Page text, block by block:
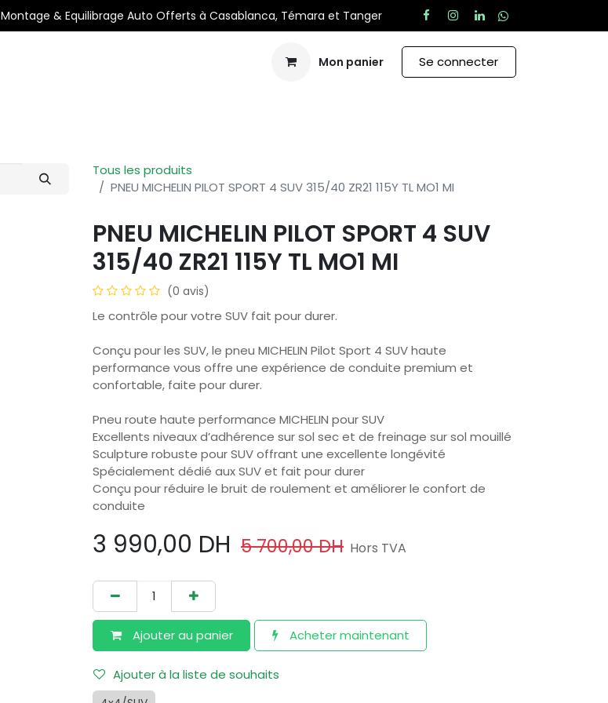
Montage & Equilibrage Auto Offerts à Casablanca, Témara et Tanger
Mon panier Se connecter
Tous les produits
PNEU MICHELIN PILOT SPORT 4 SUV 315/40 ZR21 115Y TL MO1 MI
PNEU MICHELIN PILOT SPORT 4 SUV
315/40 ZR21 115Y TL MO1 MI
(0 avis)
Le contrôle pour votre SUV fait pour durer.
Conçu pour les SUV, le pneu MICHELIN Pilot Sport 4 SUV haute
performance vous offre une expérience de conduite premium et
confortable, faite pour durer.
Pneu route haute performance MICHELIN pour SUV
Excellents niveaux d’adhérence sur sol sec et de freinage sur sol mouillé
Sculpture robuste pour SUV offrant une excellente longévité
Spécialement dédié aux SUV et fait pour durer
Conçu pour réduire le bruit de roulement et améliorer le confort de
conduite
3 990,00 DH 5 700,00DH Hors TVA
Ajouter au​ panier Acheter maintenant
Ajouter à la liste de souhaits